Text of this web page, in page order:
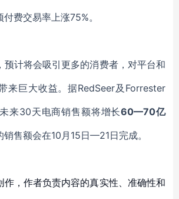
付费交易率上涨75%。
预计将会吸引更多的消费者，对平台和
来巨大收益。据RedSeer及Forrester
来30天电商销售额将增长60—70亿
售额会在10月15日—21日完成。
作，作者负责内容的真实性、准确性和